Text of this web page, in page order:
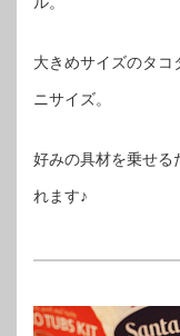
大きめサイズのタコ
ニサイズ。
好みの具材を乗せる
れます♪